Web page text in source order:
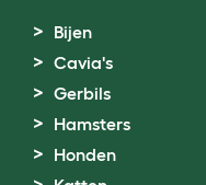
Bijen
Cavia's
Gerbils
Hamsters
Honden